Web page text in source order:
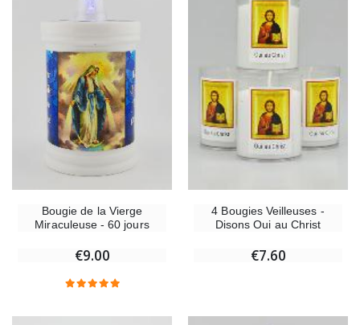
Bougie de la Vierge
Miraculeuse - 60 jours
€9.00
4 Bougies Veilleuses -
Disons Oui au Christ
€7.60